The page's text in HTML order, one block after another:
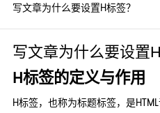
写文章为什么要设置H标签？
写文章为什么要设置H
H标签的定义与作用
H标签，也称为标题标签，是